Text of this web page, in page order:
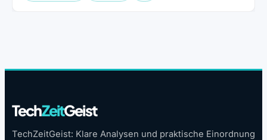
TechZeitGeist
TechZeitGeist: Klare Analysen und praktische Einordnung